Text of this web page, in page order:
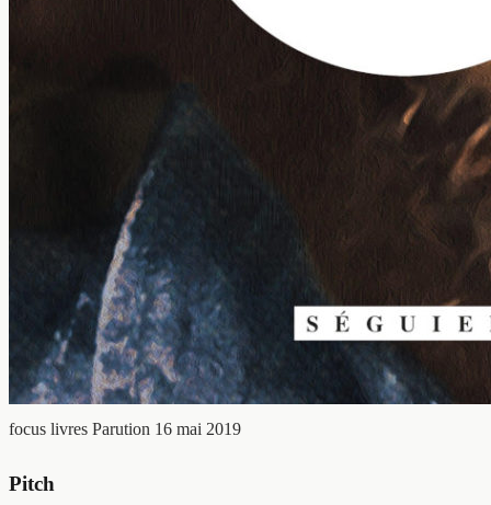
focus livres Parution 16 mai 2019
Pitch